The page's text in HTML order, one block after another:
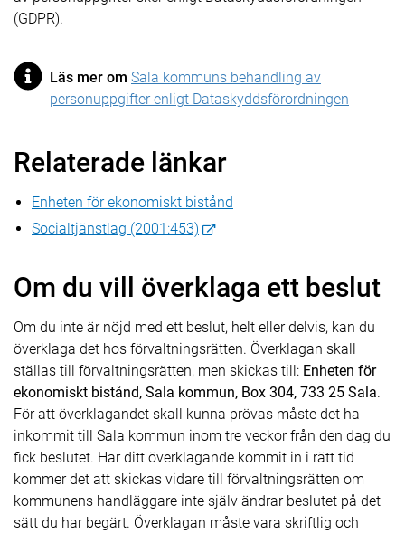
(GDPR).
Läs mer om Sala kommuns behandling av
personuppgifter enligt Dataskydds­förordningen
Relaterade länkar
Enheten för ekonomiskt bistånd
Socialtjänstlag (2001:453)
Om du vill överklaga ett beslut
Om du inte är nöjd med ett beslut, helt eller delvis, kan du
överklaga det hos förvaltningsrätten. Överklagan skall
ställas till förvaltningsrätten, men skickas till: Enheten för
ekonomiskt bistånd, Sala kommun, Box 304, 733 25 Sala.
För att överklagandet skall kunna prövas måste det ha
inkommit till Sala kommun inom tre veckor från den dag du
fick beslutet. Har ditt överklagande kommit in i rätt tid
kommer det att skickas vidare till förvaltningsrätten om
kommunens handläggare inte själv ändrar beslutet på det
sätt du har begärt. Överklagan måste vara skriftlig och